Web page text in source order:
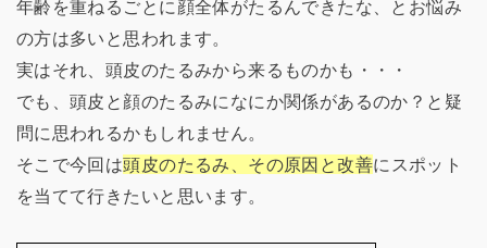
年齢を重ねるごとに顔全体がたるんできたな、とお悩み
の方は多いと思われます。
実はそれ、頭皮のたるみから来るものかも・・・
でも、頭皮と顔のたるみになにか関係があるのか？と疑
問に思われるかもしれません。
そこで今回は頭皮のたるみ、その原因と改善にスポット
を当てて行きたいと思います。